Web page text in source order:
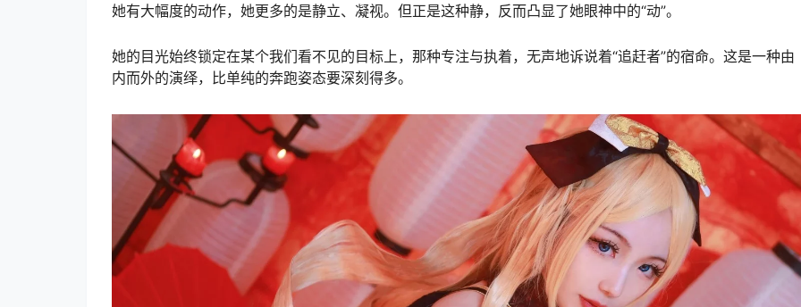
她有大幅度的动作，她更多的是静立、凝视。但正是这种静，反而凸显了她眼神中的“动”。
她的目光始终锁定在某个我们看不见的目标上，那种专注与执着，无声地诉说着“追赶者”的宿命。这是一种由
内而外的演绎，比单纯的奔跑姿态要深刻得多。